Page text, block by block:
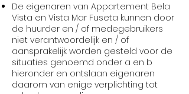
De eigenaren van Appartement Bela
Vista en Vista Mar Fuseta kunnen door
de huurder en / of medegebruikers
niet verantwoordelijk en / of
aansprakelijk worden gesteld voor de
situaties genoemd onder a en b
hieronder en ontslaan eigenaren
daarom van enige verplichting tot